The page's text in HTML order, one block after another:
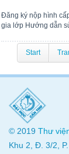
Đăng ký nộp hình
gia lớp Hướng dẫn
Start
© 2019 Thư
Khu 2, Đ. 3/2,